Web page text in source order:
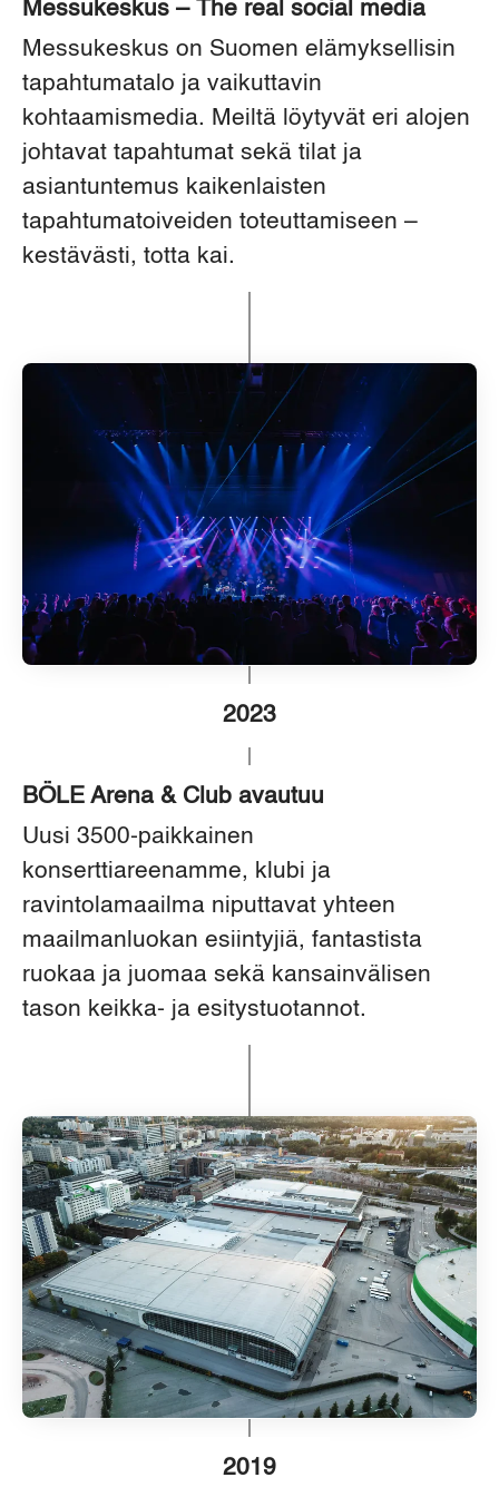
Messukeskus – The real social media
Messukeskus on Suomen elämyksellisin
tapahtumatalo ja vaikuttavin
kohtaamismedia. Meiltä löytyvät eri alojen
johtavat tapahtumat sekä tilat ja
asiantuntemus kaikenlaisten
tapahtumatoiveiden toteuttamiseen –
kestävästi, totta kai.
2023
BÖLE Arena & Club avautuu
Uusi 3500-paikkainen
konserttiareenamme, klubi ja
ravintolamaailma niputtavat yhteen
maailmanluokan esiintyjiä, fantastista
ruokaa ja juomaa sekä kansainvälisen
tason keikka- ja esitystuotannot.
2019